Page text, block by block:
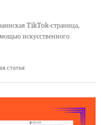
TikTok-страница,
искусственного
статья